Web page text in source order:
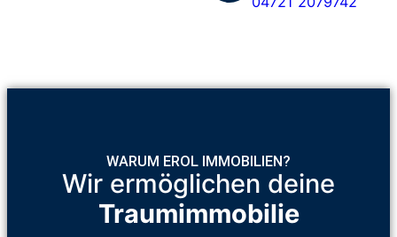
WARUM EROL IMMOBILIEN?
Wir ermöglichen deine
Traumimmobilie